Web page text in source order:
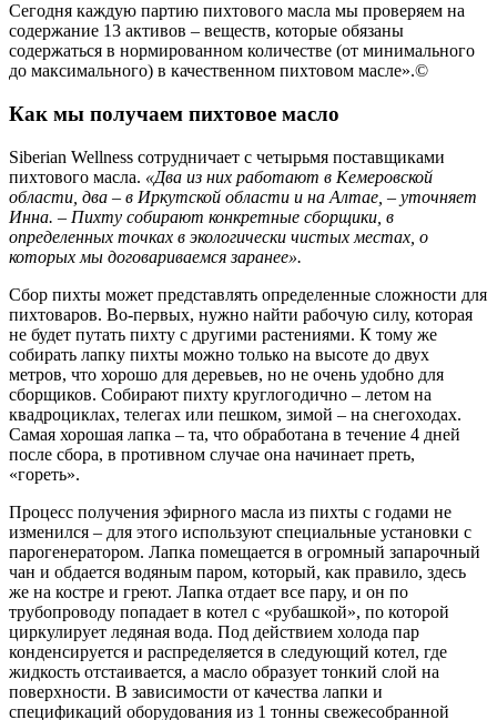
Сегодня каждую партию пихтового масла мы проверяем на
содержание 13 активов – веществ, которые обязаны
содержаться в нормированном количестве (от минимального
до максимального) в качественном пихтовом масле».©️
Как мы получаем пихтовое масло
Siberian Wellness сотрудничает с четырьмя поставщиками
пихтового масла. «Два из них работают в Кемеровской
области, два – в Иркутской области и на Алтае, – уточняет
Инна. – Пихту собирают конкретные сборщики, в
определенных точках в экологически чистых местах, о
которых мы договариваемся заранее».
Сбор пихты может представлять определенные сложности для
пихтоваров. Во-первых, нужно найти рабочую силу, которая
не будет путать пихту с другими растениями. К тому же
собирать лапку пихты можно только на высоте до двух
метров, что хорошо для деревьев, но не очень удобно для
сборщиков. Собирают пихту круглогодично – летом на
квадроциклах, телегах или пешком, зимой – на снегоходах.
Самая хорошая лапка – та, что обработана в течение 4 дней
после сбора, в противном случае она начинает преть,
«гореть».
Процесс получения эфирного масла из пихты с годами не
изменился – для этого используют специальные установки с
парогенератором. Лапка помещается в огромный запарочный
чан и обдается водяным паром, который, как правило, здесь
же на костре и греют. Лапка отдает все пару, и он по
трубопроводу попадает в котел с «рубашкой», по которой
циркулирует ледяная вода. Под действием холода пар
конденсируется и распределяется в следующий котел, где
жидкость отстаивается, а масло образует тонкий слой на
поверхности. В зависимости от качества лапки и
спецификаций оборудования из 1 тонны свежесобранной